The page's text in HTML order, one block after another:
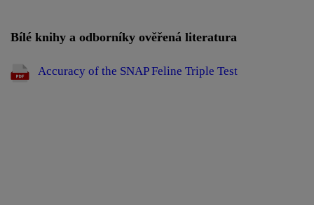
Bílé knihy a odborníky ověřená literatura
Accuracy of the SNAP Feline Triple Test